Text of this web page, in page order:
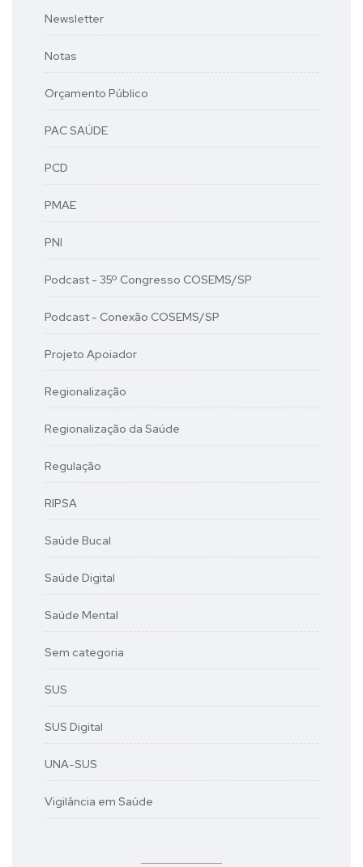
Newsletter
Notas
Orçamento Público
PAC SAÚDE
PCD
PMAE
PNI
Podcast - 35º Congresso COSEMS/SP
Podcast - Conexão COSEMS/SP
Projeto Apoiador
Regionalização
Regionalização da Saúde
Regulação
RIPSA
Saúde Bucal
Saúde Digital
Saúde Mental
Sem categoria
SUS
SUS Digital
UNA-SUS
Vigilância em Saúde